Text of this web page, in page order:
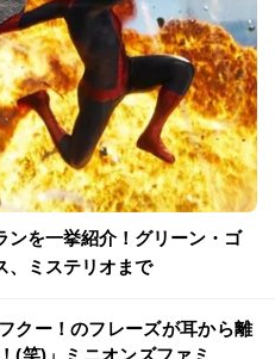
ンを一挙紹介！グリーン・ゴ
、ミステリオまで
フクー！のフレーズが耳から離